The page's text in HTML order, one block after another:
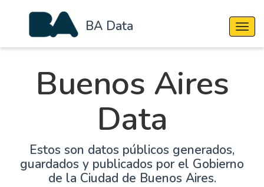
BA Data
Buenos Aires
Data
Estos son datos públicos generados,
guardados y publicados por el Gobierno
de la Ciudad de Buenos Aires.